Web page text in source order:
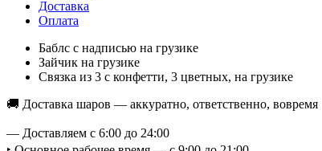
Доставка
Оплата
Баблс с надписью на грузике
Зайчик на грузике
Связка из 3 с конфетти, 3 цветных, на грузике
🚚 Доставка шаров — аккуратно, ответственно, вовремя
— Доставляем с 6:00 до 24:00